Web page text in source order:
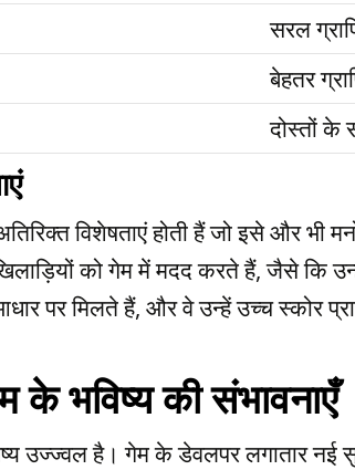
सरल
बेहतर
दोस्तों के
विशेषताएं होती हैं जो इसे और भी
को गेम में मदद करते हैं, जैसे कि
पर मिलते हैं, और वे उन्हें उच्च स्कोर
के भविष्य की संभावनाएँ
उज्ज्वल है। गेम के डेवलपर लगातार